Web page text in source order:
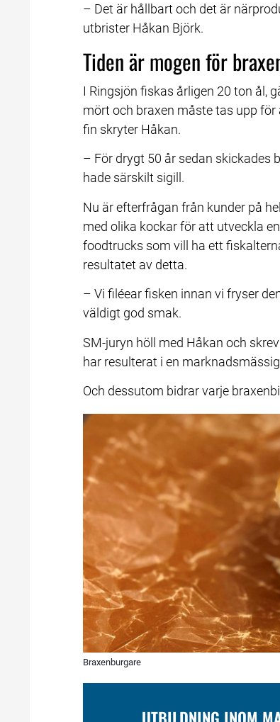
– Det är hållbart och det är
utbrister Håkan Björk.
Tiden är mogen för
I Ringsjön fiskas årligen 20 ton ål,
mört och braxen måste tas upp
fin skryter Håkan.
– För drygt 50 år sedan skickades
hade särskilt sigill.
Nu är efterfrågan från kunder på
med olika kockar för att utveckla
foodtrucks som vill ha ett
resultatet av detta.
– Vi filéear fisken innan vi fryser
väldigt god smak.
SM-juryn höll med Håkan och
har resulterat i en
Och dessutom bidrar varje
Braxenburgare